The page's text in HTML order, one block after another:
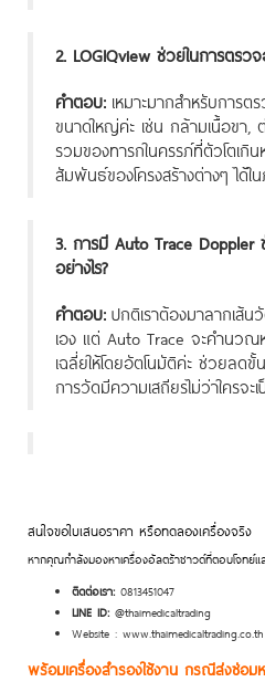
2. LOGIQview ช่วยในการตรวจ
คำตอบ:เหมาะมากสำหรับการต
ขนาดใหญ่ค่ะ เช่น กล้ามเนื้อขา
รวมของทารกในครรภ์ที่ตัวโตเกิ
สัมพันธ์ของโครงสร้างต่างๆ ได้ใ
3. การมี Auto Trace Doppler
อย่างไร?
คำตอบ:ปกติเราต้องมาลากเส้น
เอง แต่ Auto Trace จะคำนวณ
เฉลี่ยให้โดยอัตโนมัติค่ะ ช่วยลด
การวัดมีความเสถียรไม่ว่าใครจะ
สนใจขอใบเสนอราคา หรือทดลองเครื่องจริง
หากคุณกำลังมองหาเครื่องอัลตร้าซาวด์ที่ตอบโจทย์แล
ติดต่อเรา: 0813451047
LINE ID: @thaimedicaltrading
Website : www.thaimedicaltrading.co.th
พร้อมเครื่องสำรองใช้งาน กรณีส่งซ่อม